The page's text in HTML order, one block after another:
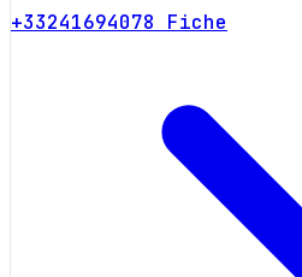
+33241694078 Fiche